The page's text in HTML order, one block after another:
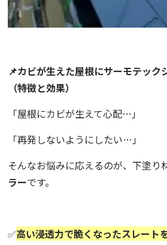
📌カビが生えた屋根にサーモテック
（特徴と効果）
「屋根にカビが生えて心配…」
「再発しないようにしたい…」
そんなお悩みに応えるのが、下塗り
ラーです。
✅高い浸透力で脆くなったスレート